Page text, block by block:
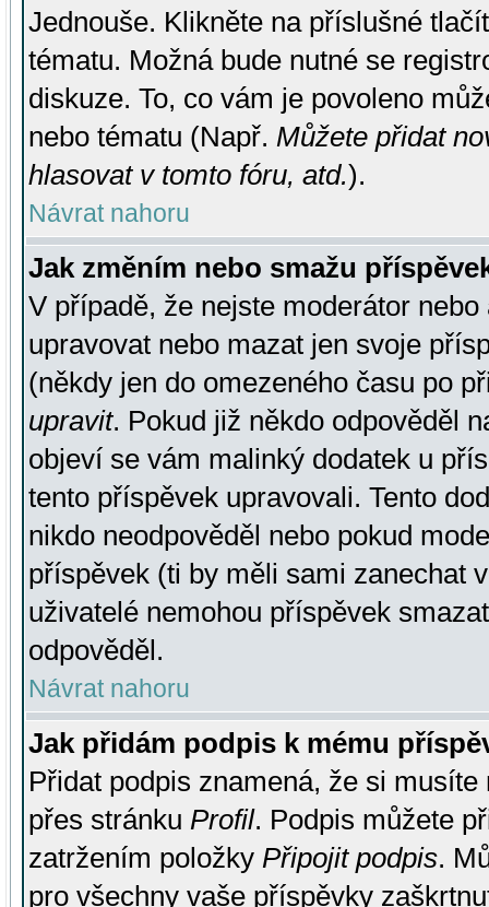
Jednouše. Klikněte na příslušné
tématu. Možná bude nutné se
diskuze. To, co vám je povoleno
nebo tématu (Např. Můžete přidat
hlasovat v tomto fóru, atd.).
Návrat nahoru
Jak změním nebo smažu
V případě, že nejste moderátor
upravovat nebo mazat jen svoje
(někdy jen do omezeného času po
upravit. Pokud již někdo odpověděl
objeví se vám malinký dodatek u
tento příspěvek upravovali. Tento
nikdo neodpověděl nebo pokud
příspěvek (ti by měli sami zanechat
uživatelé nemohou příspěvek
odpověděl.
Návrat nahoru
Jak přidám podpis k mému
Přidat podpis znamená, že si
přes stránku Profil. Podpis můžete
zatržením položky Připojit podpis.
pro všechny vaše příspěvky